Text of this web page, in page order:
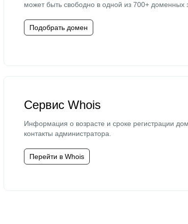
может быть свободно в одной из 700+ доменных
Подобрать домен
Сервис Whois
Информация о возрасте и сроке регистрации
контакты администратора.
Перейти в Whois